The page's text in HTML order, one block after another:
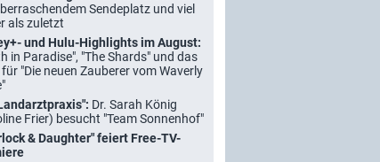
Sendeplatz und viel
als zuletzt
und Hulu-Highlights im August:
in Paradise", "The Shards" und das
für "Die neuen Zauberer vom Waverly
Dr. Sarah König
Frier) besucht "Team Sonnenhof"
& Daughter" feiert Free-TV-